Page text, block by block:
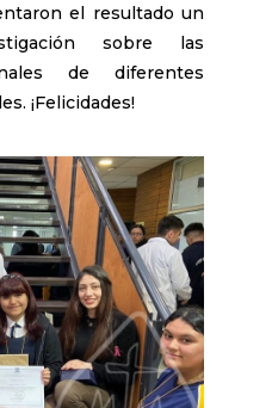
el resultado un
sobre las
de diferentes
¡Felicidades!